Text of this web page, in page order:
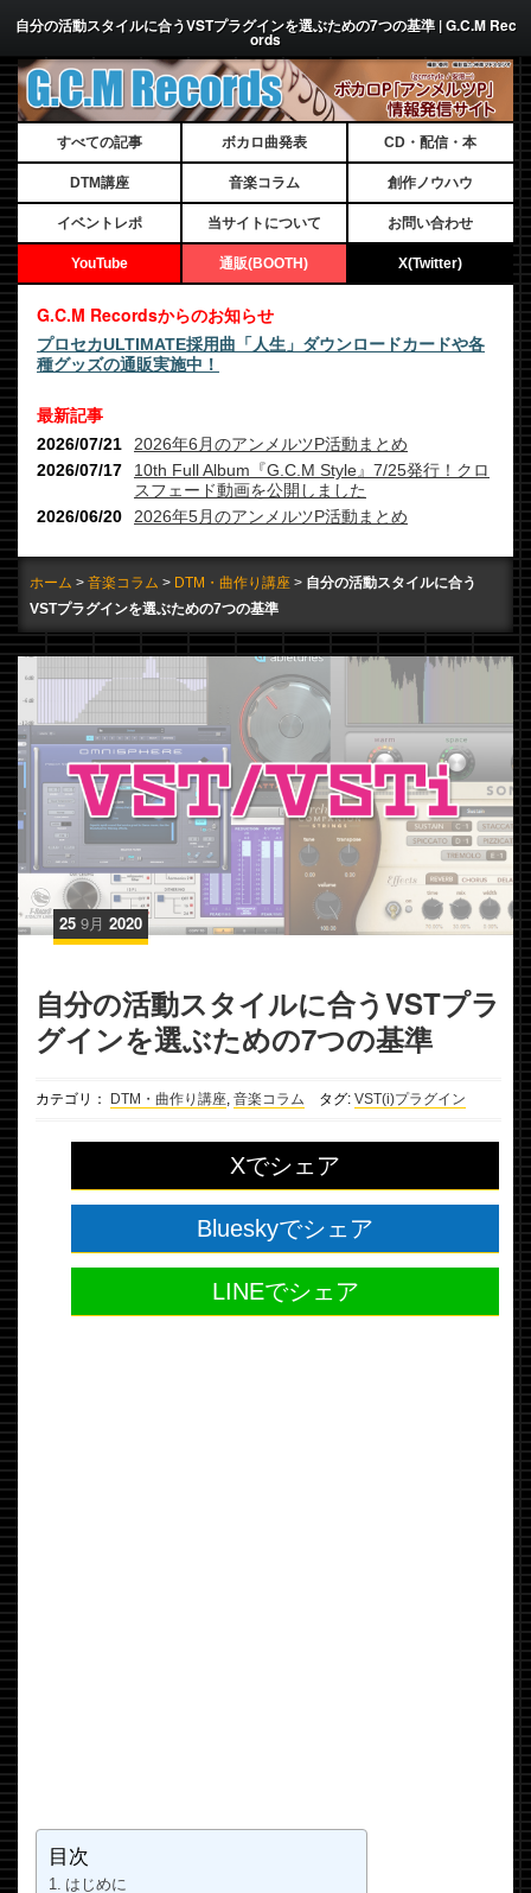
自分の活動スタイルに合うVSTプラグインを選ぶための7つの基準 | G.C.M Rec
ords
すべての記事 ボカロ曲発表 CD・配信・本
DTM講座 音楽コラム 創作ノウハウ
イベントレポ 当サイトについて お問い合わせ
YouTube 通販(BOOTH) X(Twitter)
G.C.M Recordsからのお知らせ
プロセカULTIMATE採用曲「人生」ダウンロードカードや各
種グッズの通販実施中！
最新記事
2026年6月のアンメルツP活動まとめ
2026/07/21
10th Full Album『G.C.M Style』7/25発行！クロ
スフェード動画を公開しました
2026/07/17
2026年5月のアンメルツP活動まとめ
2026/06/20
ホーム 音楽コラム DTM・曲作り講座
自分の活動スタイルに合う
VSTプラグインを選ぶための7つの基準
25 9月 2020
自分の活動スタイルに合うVSTプラ
グインを選ぶための7つの基準
カテゴリ： DTM・曲作り講座 音楽コラム タグ: VST(i)プラグイン
Xでシェア
Blueskyでシェア
LINEでシェア
目次
はじめに